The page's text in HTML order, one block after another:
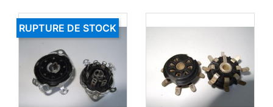
RUPTURE DE STOCK